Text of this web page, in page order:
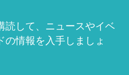
読して、ニュースやイベ
の情報を入手しましょ